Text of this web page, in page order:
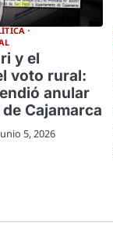
y el
voto rural:
anular
Cajamarca
5, 2026